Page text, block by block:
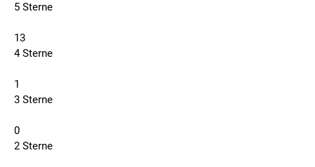
5 Sterne
13
4 Sterne
1
3 Sterne
0
2 Sterne